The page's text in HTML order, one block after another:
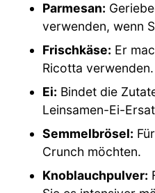
Parmesan:
verwenden, wenn
Frischkäse: Er
Ricotta verwenden.
Ei: Bindet die
Leinsamen-Ei-
Semmelbrösel:
Crunch möchten.
Knoblauchpulver: